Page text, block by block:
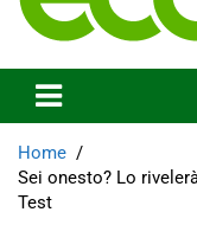
Ecoo.it
Home
Sei onesto? Lo
Test